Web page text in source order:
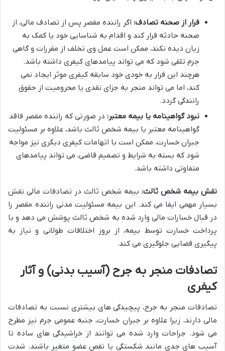
فرار از صحنه تصادف: اگر راننده مقصر پس از تصادف مالی، از
صحنه حادثه فرار کند و اقدام به شناسایی خود یا کمک به
زیان دیده نکند، ممکن است عمل وی تخلف از مقررات و گاهی
جرم تلقی شود که می تواند پیامدهای کیفری داشته باشد.
هرچند این فرار به خودی خود سابقه کیفری موثر ایجاد نمی
کند، اما می تواند منجر به جزای نقدی یا محرومیت از حقوق
رانندگی گردد.
نبود گواهینامه یا بیمه معتبر: در صورتی که راننده مقصر فاقد
گواهینامه معتبر یا بیمه شخص ثالث باشد، علاوه بر مسئولیت
جبران خسارت، ممکن است با اتهامات کیفری دیگری نیز مواجه
شود که بسته به شرایط و تصمیم قاضی، می تواند پیامدهای
متفاوتی داشته باشد.
نقش بیمه شخص ثالث: بیمه شخص ثالث در تصادفات مالی نقش
بسیار مهمی ایفا می کند. این بیمه مسئولیت مدنی راننده مقصر را
در قبال خسارات مالی وارد شده به شخص ثالث پوشش می دهد و با
پرداخت خسارت توسط بیمه، از بروز اختلافات طولانی و نیاز به
پیگیری قضایی جلوگیری می کند.
تصادفات منجر به جرح (آسیب بدنی) و آثار
کیفری
تصادفات منجر به جرح، پیچیدگی های بیشتری نسبت به تصادفات
مالی دارند، زیرا علاوه بر جبران خسارت، جنبه عمومی جرم نیز مطرح
می شود. جراحات وارد شده می توانند از خراشیدگی های ساده تا
آسیب های جدی مانند شکستگی یا نقص عضو متغیر باشند. شدت